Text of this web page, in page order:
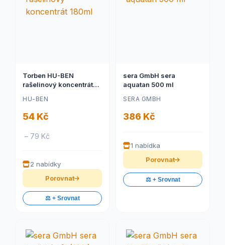
Torben HU-BEN
rašelinový koncentrát
HU-BEN
54 Kč
– 79 Kč
2 nabídky
Porovnat
⚖️ + Srovnat
sera GmbH sera
aquatan 500 ml
SERA GMBH
386 Kč
1 nabídka
Porovnat
⚖️ + Srovnat